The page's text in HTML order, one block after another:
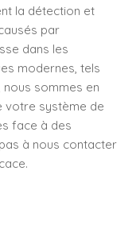
la détection et
par
dans les
modernes, tels
sommes en
votre système de
face à des
à nous contacter